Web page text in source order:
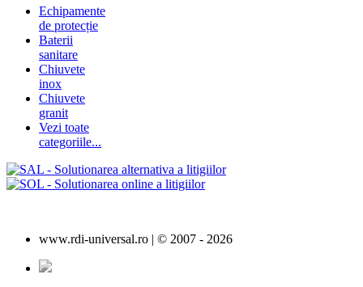
Echipamente
de protecție
Baterii
sanitare
Chiuvete
inox
Chiuvete
granit
Vezi toate
categoriile...
www.rdi-universal.ro | © 2007 - 2026